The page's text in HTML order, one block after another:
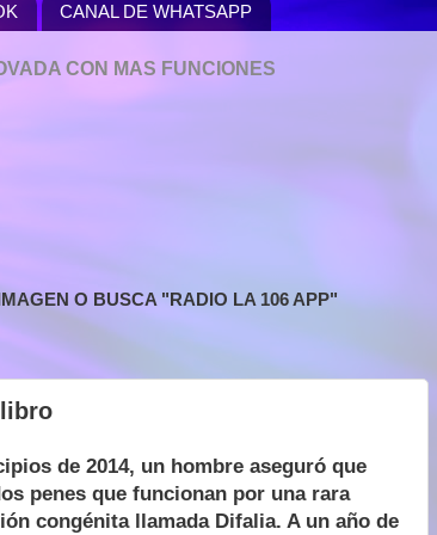
CANAL DE WHATSAPP
CON MAS FUNCIONES
O BUSCA "RADIO LA 106 APP"
de 2014, un hombre aseguró que
penes que funcionan por una rara
congénita llamada Difalia. A un año de